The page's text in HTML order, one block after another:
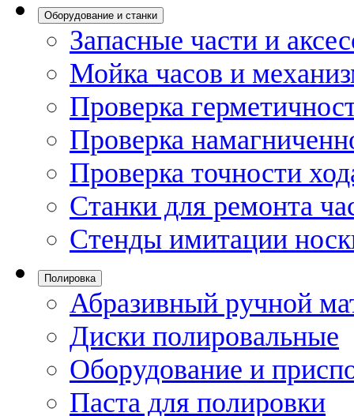
Оборудование и станки
Запасные части и
Мойка часов и
Проверка
Проверка
Проверка точности
Станки для ремонта
Стенды имитации
Полировка
Абразивный ручной
Диски полировальные
Оборудование и
Паста для полировки